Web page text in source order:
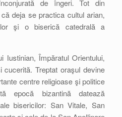
de îngeri. Tot din
deja se practica cultul arian,
şi o biserică catedrală a
Iustinian, Împăratul Orientului,
cucerită. Treptat oraşul devine
centre religioase şi politice
epocă bizantină datează
bisericilor: San Vitale, San